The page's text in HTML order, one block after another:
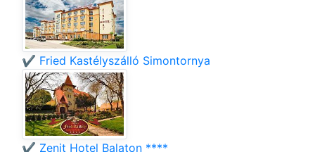
✔️ Fried Kastélyszálló Simontornya
✔️ Zenit Hotel Balaton ****